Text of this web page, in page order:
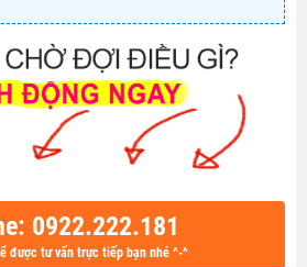
0922.222.181
được tư vấn trực tiếp bạn nhé ^-^